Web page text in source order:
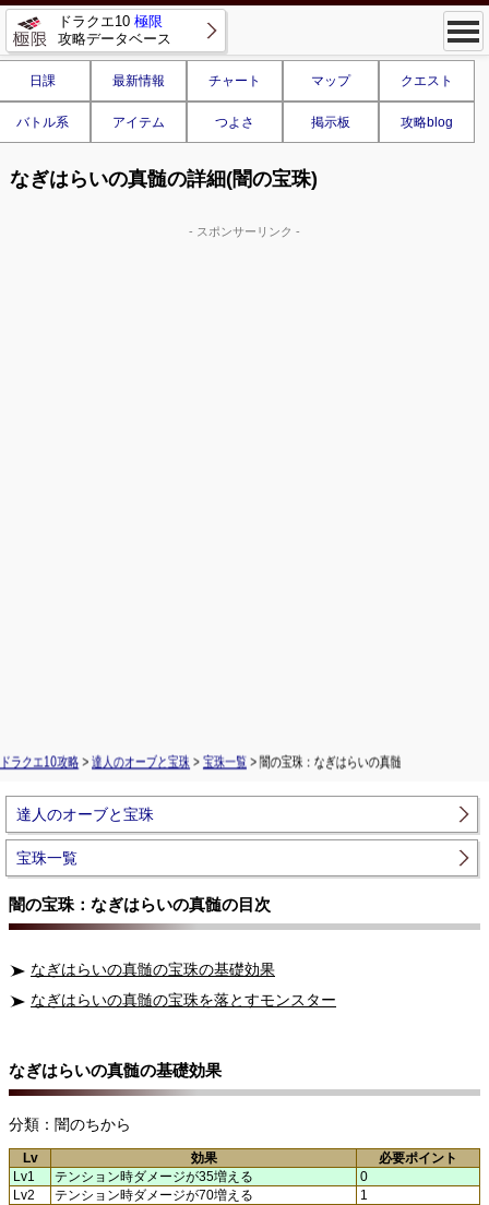
ドラクエ10 極限
攻略データベース
日課 最新情報 チャート マップ クエスト
バトル系 アイテム つよさ 掲示板 攻略blog
なぎはらいの真髄の詳細(闇の宝珠)
- スポンサーリンク -
ドラクエ10攻略 > 達人のオーブと宝珠 > 宝珠一覧 > 闇の宝珠：なぎはらいの真髄
達人のオーブと宝珠
宝珠一覧
闇の宝珠：なぎはらいの真髄の目次
なぎはらいの真髄の宝珠の基礎効果
なぎはらいの真髄の宝珠を落とすモンスター
なぎはらいの真髄の基礎効果
分類：闇のちから
Lv 効果
必要ポイント
Lv1
テンション時ダメージが35増える
0
Lv2
テンション時ダメージが70増える
1